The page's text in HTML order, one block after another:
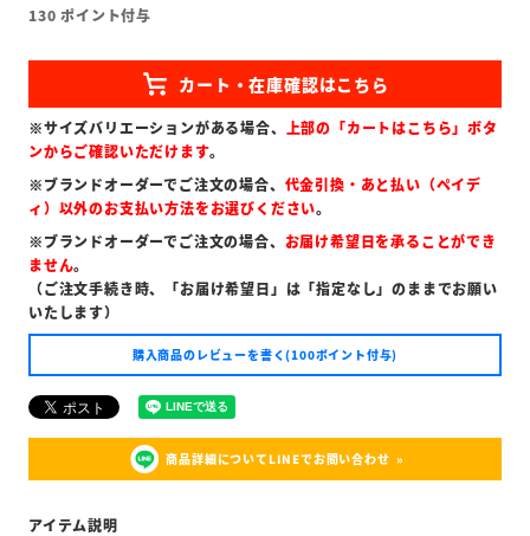
130 ポイント付与
※サイズバリエーションがある場合、 上部の「カートはこちら」ボタ
ンからご確認いただけます。
※ブランドオーダーでご注文の場合、 代金引換・あと払い（ペイデ
ィ）以外のお支払い方法をお選びください。
※ブランドオーダーでご注文の場合、 お届け希望日を承ることができ
ません。
（ご注文手続き時、「お届け希望日」は「指定なし」のままでお願い
いたします）
購入商品のレビューを書く(100ポイント付与)
商品詳細についてLINEでお問い合わせ